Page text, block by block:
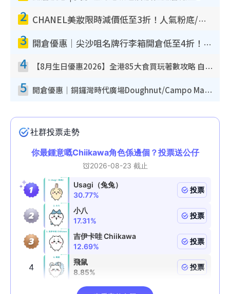
2 CHANEL美妝限時減價低至3折！人氣粉底/唇膏/精華液低至$275！COCO香水都有平
3 開倉優惠｜尖沙咀名牌行李箱開倉低至4折！一連5日 American Tourister/ace./Hallmark $200起！
4 【8月生日優惠2026】全港85大食買玩著數攻略 自助餐/火鍋放題同行免費＋誠品/DONKI送現金券
5 開倉優惠｜銅鑼灣時代廣場Doughnut/Campo Marzio開倉低至1折！背囊、書包、手袋劈價$200起